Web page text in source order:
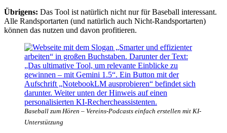
Übrigens: Das Tool ist natürlich nicht nur für Baseball interessant.
Alle Randsportarten (und natürlich auch Nicht-Randsportarten)
können das nutzen und davon profitieren.
Baseball zum Hören – Vereins-Podcasts einfach erstellen mit KI-
Unterstützung